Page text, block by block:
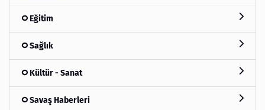
Eğitim
Sağlık
Kültür - Sanat
Savaş Haberleri